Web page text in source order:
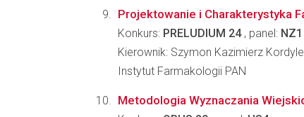
Projektowanie i Charakterystyka
Konkurs: PRELUDIUM 24, panel: NZ1
Kierownik: Szymon Kazimierz
Instytut Farmakologii PAN
Metodologia Wyznaczania